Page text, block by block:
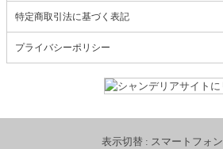
特定商取引法に基づく表記
プライバシーポリシー
表示切替 : スマートフォン